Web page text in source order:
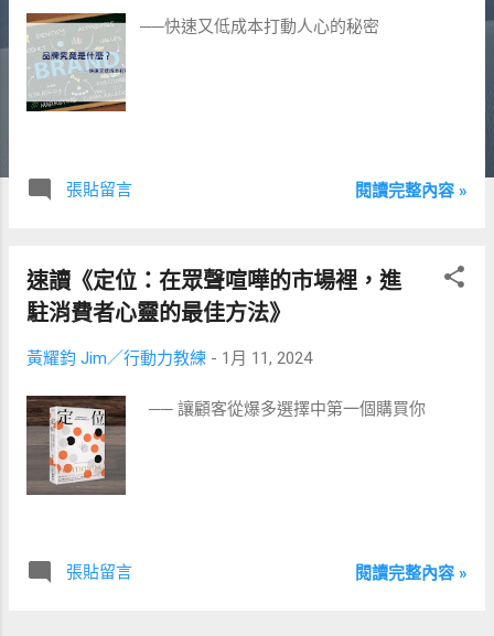
──快速又低成本打動人心的秘密
張貼留言 閱讀完整內容 »
速讀《定位：在眾聲喧嘩的市場裡，進
駐消費者心靈的最佳方法》
黃耀鈞 Jim／行動力教練 - 1月 11, 2024
── 讓顧客從爆多選擇中第一個購買你
張貼留言 閱讀完整內容 »